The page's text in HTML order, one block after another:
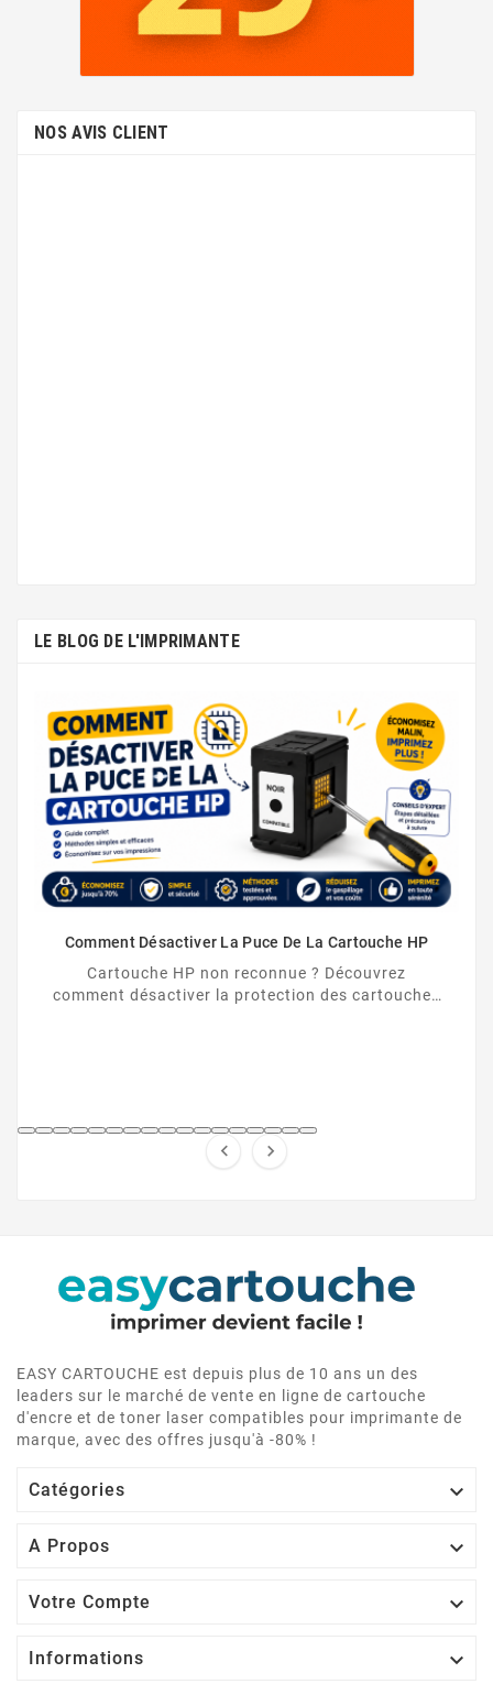
NOS AVIS CLIENT
LE BLOG DE L'IMPRIMANTE
Comment Désactiver La Puce De La Cartouche HP
Cartouche HP non reconnue ? Découvrez
comment désactiver la protection des cartouches
 
EASY CARTOUCHE est depuis plus de 10 ans un des
leaders sur le marché de vente en ligne de cartouche
d'encre et de toner laser compatibles pour imprimante de
marque, avec des offres jusqu'à -80% !
Catégories 
A Propos 
Votre Compte 
Informations 